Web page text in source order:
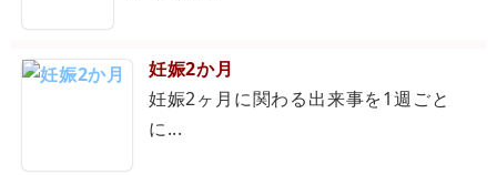
妊娠2か月
妊娠2ヶ月に関わる出来事を1週ごと
に...